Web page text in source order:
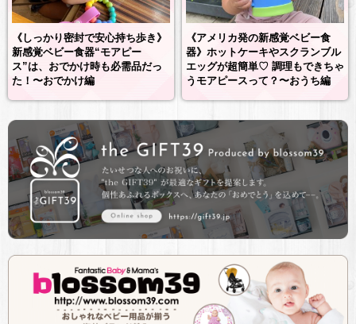
《しっかり密封で安心持ち歩き》
新感覚ベビー食器“モアピー
ス”は、おでかけ時も必需品だっ
た！〜おでかけ編
《アメリカ発の新感覚ベビー食
器》ホットケーキやスクランブル
エッグが超簡単♡ 調理もできちゃ
うモアピースって？〜おうち編